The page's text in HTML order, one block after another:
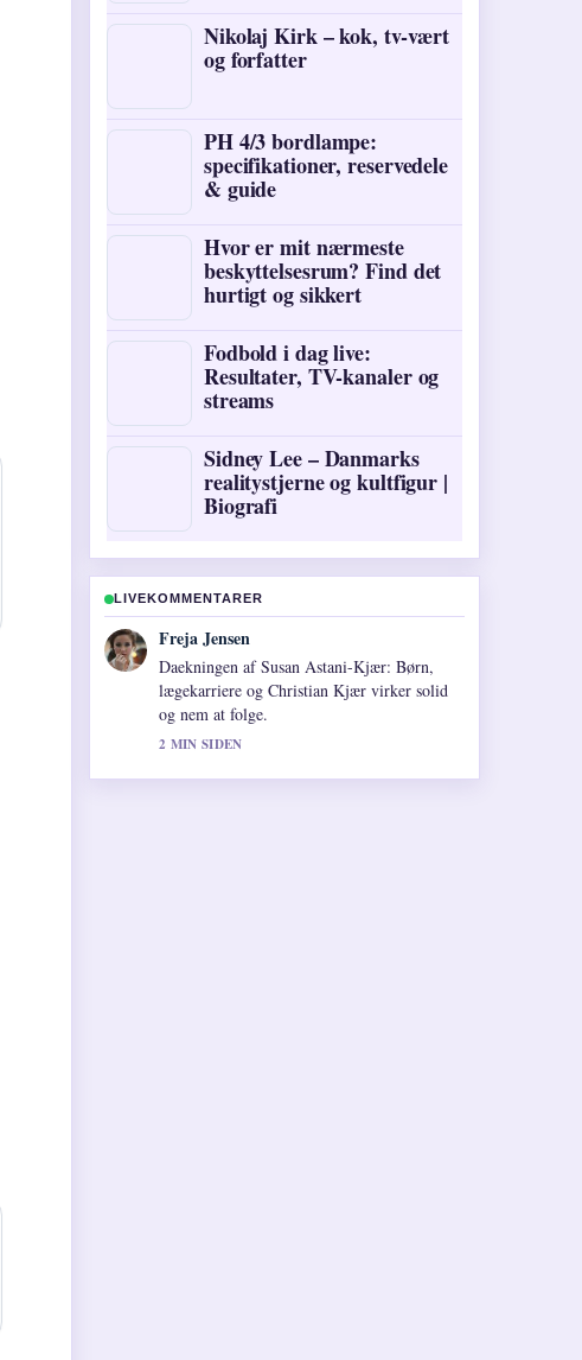
Nikolaj Kirk – kok, tv-vært
og forfatter
PH 4/3 bordlampe:
specifikationer, reservedele
& guide
Hvor er mit nærmeste
beskyttelsesrum? Find det
hurtigt og sikkert
Fodbold i dag live:
Resultater, TV-kanaler og
streams
Sidney Lee – Danmarks
realitystjerne og kultfigur |
Biografi
LIVEKOMMENTARER
Mads Nielsen
Starkt verificeringsarbejde omkring Skiferie
til St. Anton: Guide til pris,.... Flere medier
burde skrive pa denne made.
4 MIN SIDEN